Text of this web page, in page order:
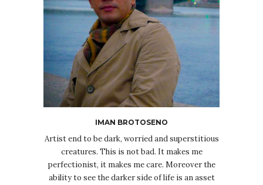
IMAN BROTOSENO
Artist end to be dark, worried and superstitious
creatures. This is not bad. It makes me
perfectionist, it makes me care. Moreover the
ability to see the darker side of life is an asset